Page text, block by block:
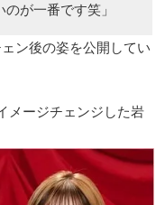
が一番です笑」
ン後の姿を公開してい
メージチェンジした岩